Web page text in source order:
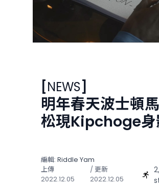
[NEWS]
明年春天波士頓
松現Kipchoge身
編輯: Riddle Yam
上傳
2022.12.05
/ 更新
2022.12.05